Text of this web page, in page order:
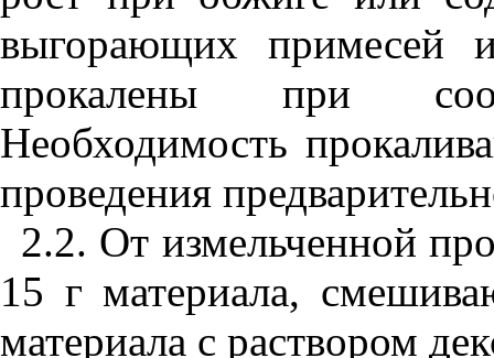
выгорающих примесей
прокалены при
Необходимость
проведения
2.2. От измельченной
15 г материала,
материала с раствором